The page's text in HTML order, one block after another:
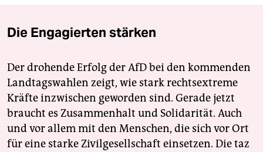
Die Engagierten stärken
Der drohende Erfolg der AfD bei den kommenden
Landtagswahlen zeigt, wie stark rechtsextreme
Kräfte inzwischen geworden sind. Gerade jetzt
braucht es Zusammenhalt und Solidarität. Auch
und vor allem mit den Menschen, die sich vor Ort
für eine starke Zivilgesellschaft einsetzen. Die taz